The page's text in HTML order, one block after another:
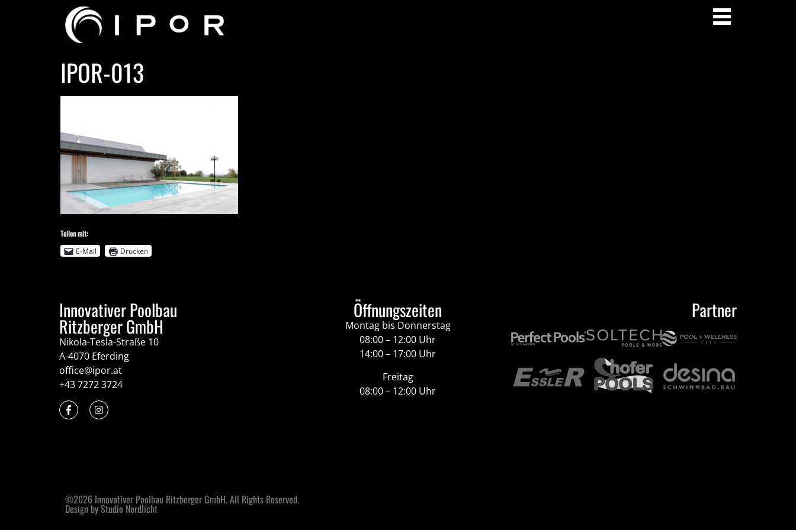
IPOR-013
Teilen mit:
E-Mail
Drucken
Innovativer Poolbau
Ritzberger GmbH
Nikola-Tesla-Straße 10
A-4070 Eferding
office@ipor.at
+43 7272 3724
Öffnungszeiten
Montag bis Donnerstag
08:00 – 12:00 Uhr
14:00 – 17:00 Uhr
Freitag
08:00 – 12:00 Uhr
Partner
©2026 Innovativer Poolbau Ritzberger GmbH. All Rights Reserved.
Design by Studio Nordlicht